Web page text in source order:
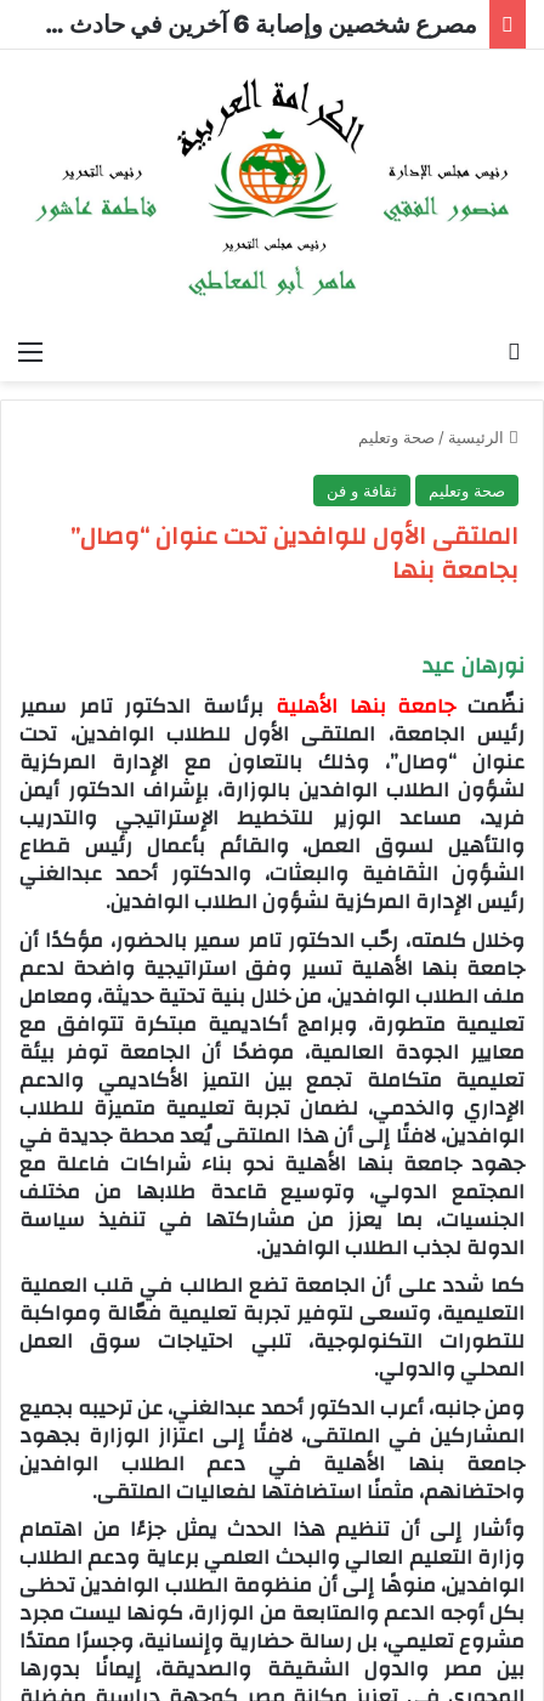
مصرع شخصين وإصابة 6 آخرين في حادث على طريق العلمين بمطروح
الرئيسية / صحة وتعليم
صحة وتعليم ثقافة و فن
الملتقى الأول للوافدين تحت عنوان “وصال”
بجامعة بنها
نورهان عيد
نظّمتجامعة بنها الأهلية برئاسة الدكتور تامر سمير
رئيس الجامعة، الملتقى الأول للطلاب الوافدين، تحت
عنوان “وصال”، وذلك بالتعاون مع الإدارة المركزية
لشؤون الطلاب الوافدين بالوزارة، بإشراف الدكتور أيمن
فريد، مساعد الوزير للتخطيط الإستراتيجي والتدريب
والتأهيل لسوق العمل، والقائم بأعمال رئيس قطاع
الشؤون الثقافية والبعثات، والدكتور أحمد عبدالغني
رئيس الإدارة المركزية لشؤون الطلاب الوافدين.
وخلال كلمته، رحّب الدكتور تامر سمير بالحضور، مؤكدًا أن
جامعة بنها الأهلية تسير وفق استراتيجية واضحة لدعم
ملف الطلاب الوافدين، من خلال بنية تحتية حديثة، ومعامل
تعليمية متطورة، وبرامج أكاديمية مبتكرة تتوافق مع
معايير الجودة العالمية، موضحًا أن الجامعة توفر بيئة
تعليمية متكاملة تجمع بين التميز الأكاديمي والدعم
الإداري والخدمي، لضمان تجربة تعليمية متميزة للطلاب
الوافدين، لافتًا إلى أن هذا الملتقى يُعد محطة جديدة في
جهود جامعة بنها الأهلية نحو بناء شراكات فاعلة مع
المجتمع الدولي، وتوسيع قاعدة طلابها من مختلف
الجنسيات، بما يعزز من مشاركتها في تنفيذ سياسة
الدولة لجذب الطلاب الوافدين.
كما شدد على أن الجامعة تضع الطالب في قلب العملية
التعليمية، وتسعى لتوفير تجربة تعليمية فعّالة ومواكبة
للتطورات التكنولوجية، تلبي احتياجات سوق العمل
المحلي والدولي.
ومن جانبه، أعرب الدكتور أحمد عبدالغني، عن ترحيبه بجميع
المشاركين في الملتقى، لافتًا إلى اعتزاز الوزارة بجهود
جامعة بنها الأهلية في دعم الطلاب الوافدين
واحتضانهم، مثمنًا استضافتها لفعاليات الملتقى.
وأشار إلى أن تنظيم هذا الحدث يمثل جزءًا من اهتمام
وزارة التعليم العالي والبحث العلمي برعاية ودعم الطلاب
الوافدين، منوهًا إلى أن منظومة الطلاب الوافدين تحظى
بكل أوجه الدعم والمتابعة من الوزارة، كونها ليست مجرد
مشروع تعليمي، بل رسالة حضارية وإنسانية، وجسرًا ممتدًا
بين مصر والدول الشقيقة والصديقة، إيمانًا بدورها